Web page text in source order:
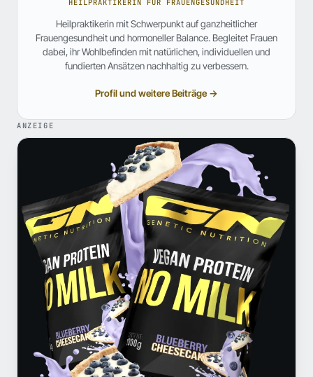
HEILPRAKTIKERIN FÜR FRAUENGESUNDHEIT
Heilpraktikerin mit Schwerpunkt auf ganzheitlicher
Frauengesundheit und hormoneller Balance. Begleitet Frauen
dabei, ihr Wohlbefinden mit natürlichen, individuellen und
fundierten Ansätzen nachhaltig zu verbessern.
Profil und weitere Beiträge →
ANZEIGE